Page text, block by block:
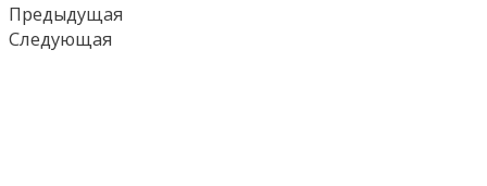
Предыдущая
Следующая